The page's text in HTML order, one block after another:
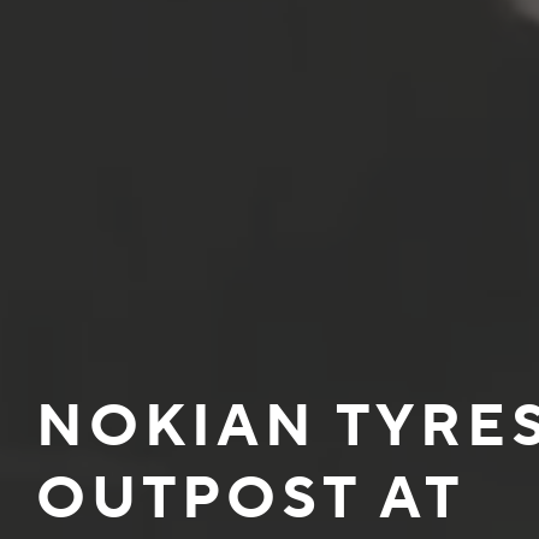
NOKIAN
OUTPOST AT